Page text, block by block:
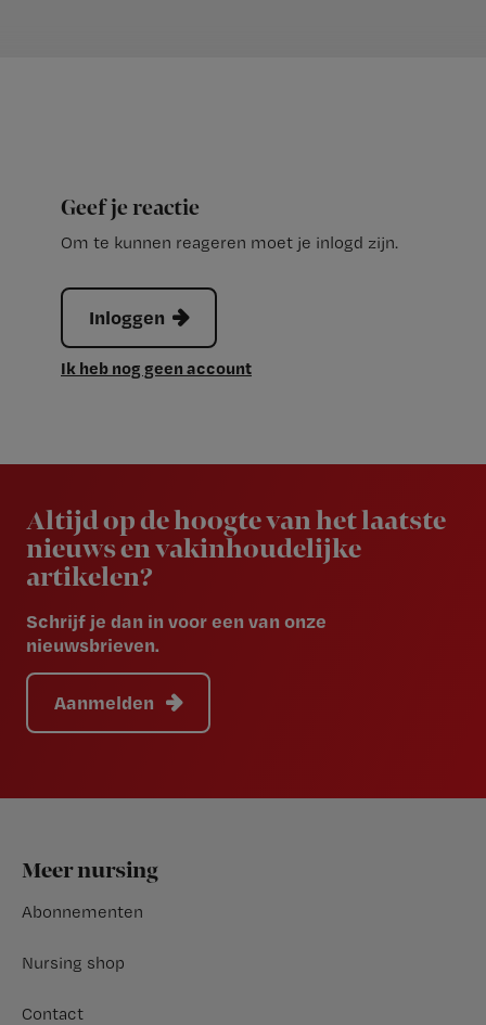
Geef je reactie
Om te kunnen reageren moet je inlogd zijn.
Inloggen
Ik heb nog geen account
Altijd op de hoogte van het laatste
nieuws en vakinhoudelijke
artikelen?
Schrijf je dan in voor een van onze
nieuwsbrieven.
Aanmelden
Footer
Meer nursing
Abonnementen
Nursing shop
Contact